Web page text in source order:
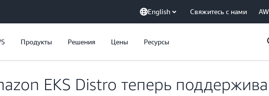
English Свяжитесь с нами
Продукты Решения Цены Ресурсы
EKS Distro теперь